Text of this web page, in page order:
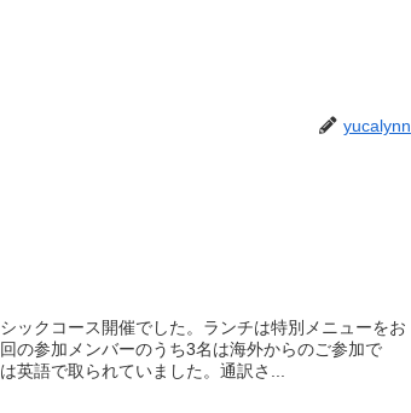
yucalynn
ックコース開催でした。ランチは特別メニューをお
の参加メンバーのうち3名は海外からのご参加で
英語で取られていました。通訳さ...